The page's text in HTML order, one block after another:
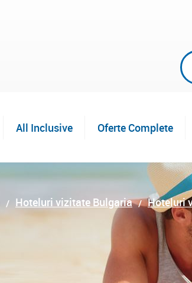
All Inclusive Oferte Complete
Hoteluri vizitate Bulgaria Hoteluri